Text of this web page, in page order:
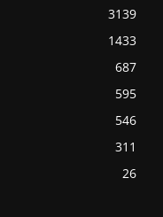
3139
1433
687
595
546
311
26